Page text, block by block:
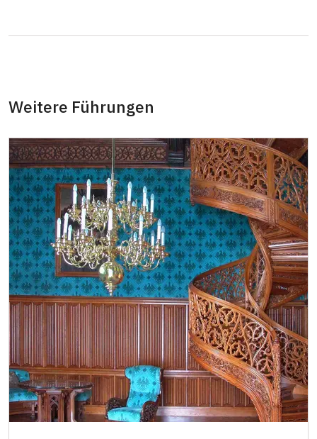
Eintrittskarte
"Náš člověk"-Karte
kostenlos
Weitere Führungen